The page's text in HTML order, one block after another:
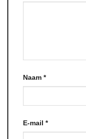
Naam *
E-mail *